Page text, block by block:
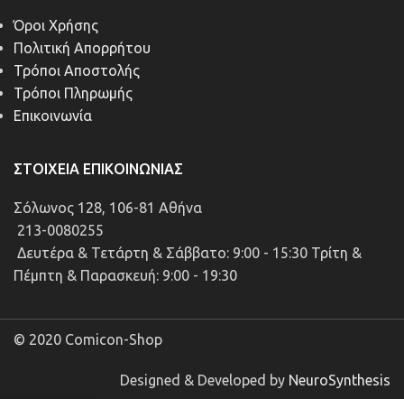
Όροι Χρήσης
Πολιτική Απορρήτου
Τρόποι Αποστολής
Τρόποι Πληρωμής
Επικοινωνία
ΣΤΟΙΧΕΊΑ ΕΠΙΚΟΙΝΩΝΊΑΣ
Σόλωνος 128, 106-81 Αθήνα
213-0080255
Δευτέρα & Τετάρτη & Σάββατο: 9:00 - 15:30 Τρίτη &
Πέμπτη & Παρασκευή: 9:00 - 19:30
© 2020 Comicon-Shop
Designed & Developed by NeuroSynthesis